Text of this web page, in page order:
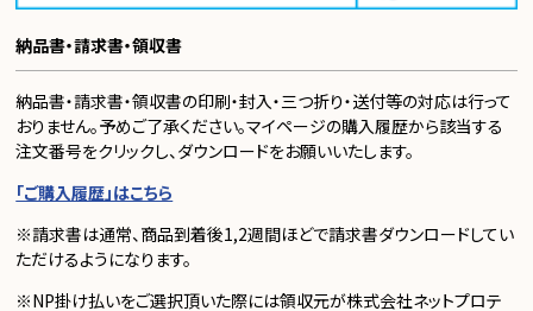
納品書・請求書・領収書
納品書・請求書・領収書の印刷・封入・三つ折り・送付等の対応は行って
おりません。予めご了承ください。マイページの購入履歴から該当する
注文番号をクリックし、ダウンロードをお願いいたします。
「ご購入履歴」はこちら
※請求書は通常、商品到着後1,2週間ほどで請求書ダウンロードしてい
ただけるようになります。
※NP掛け払いをご選択頂いた際には領収元が株式会社ネットプロテ